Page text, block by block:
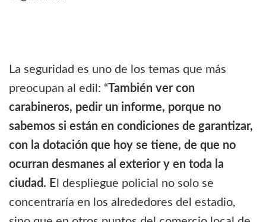
La seguridad es uno de los temas que más
preocupan al edil: “También ver con
carabineros, pedir un informe, porque no
sabemos si están en condiciones de garantizar,
con la dotación que hoy se tiene, de que no
ocurran desmanes al exterior y en toda la
ciudad. E l despliegue policial no solo se
concentraría en los alrededores del estadio,